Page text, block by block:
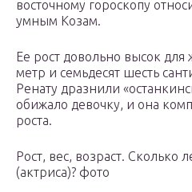
восточному гороскопу
умным Козам.
Ее рост довольно высок
метр и семьдесят шесть
Ренату дразнили
обижало девочку, и она
роста.
Рост, вес, возраст. Сколько
(актриса)? фото